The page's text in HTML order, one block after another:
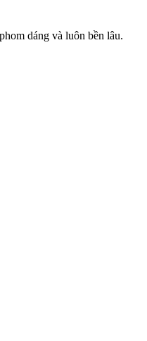
dáng và luôn bền lâu.